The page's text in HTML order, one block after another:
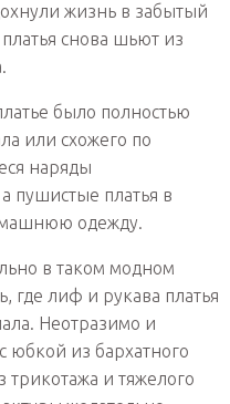
жизнь в забытый
снова шьют из
было полностью
или схожего по
наряды
пушистые платья в
одежду.
в таком модном
где лиф и рукава платья
Неотразимо и
юбкой из бархатного
трикотажа и тяжелого